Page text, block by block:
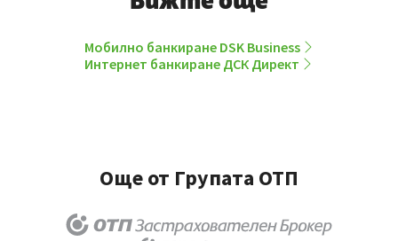
Мобилно банкиране DSK Business
Интернет банкиране ДСК Директ
Още от Групата ОТП